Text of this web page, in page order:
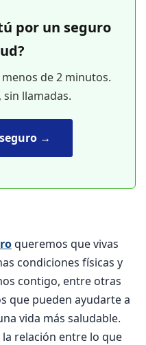
por un seguro
de 2 minutos.
llamadas.
→
queremos que vivas
condiciones físicas y
contigo, entre otras
que pueden ayudarte a
vida más saludable.
relación entre lo que